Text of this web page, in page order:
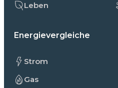
Leben
Energievergleiche
Strom
Gas